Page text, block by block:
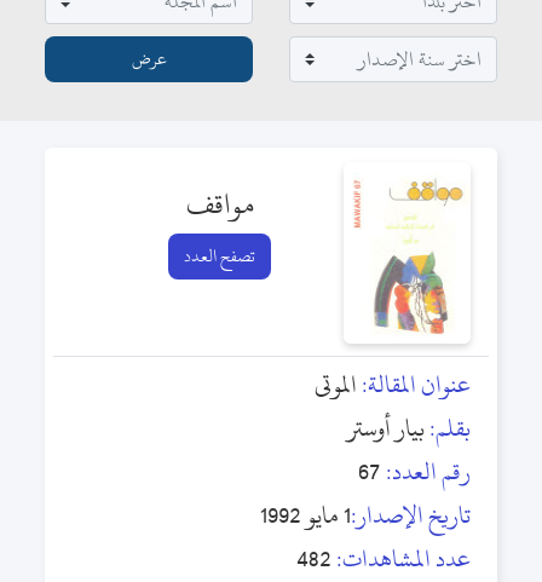
مواقف
تصفح العدد
عنوان المقالة:الموتى
بقلم:بيار أوستر
رقم العدد:67
تاريخ الإصدار:1 مايو 1992
عدد المشاهدات:482